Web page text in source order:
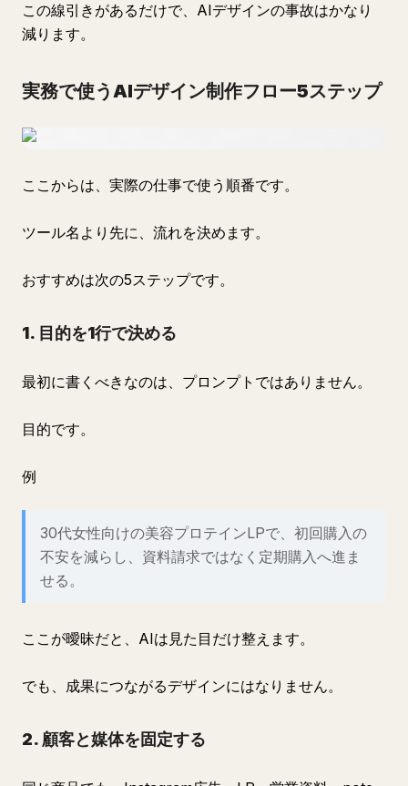
この線引きがあるだけで、AIデザインの事故はかなり
減ります。
実務で使うAIデザイン制作フロー5ステップ
ここからは、実際の仕事で使う順番です。
ツール名より先に、流れを決めます。
おすすめは次の5ステップです。
1. 目的を1行で決める
最初に書くべきなのは、プロンプトではありません。
目的です。
例
30代女性向けの美容プロテインLPで、初回購入の
不安を減らし、資料請求ではなく定期購入へ進ま
せる。
ここが曖昧だと、AIは見た目だけ整えます。
でも、成果につながるデザインにはなりません。
2. 顧客と媒体を固定する